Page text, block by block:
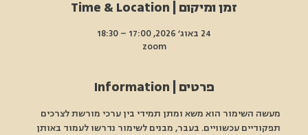
זמן ומיקום | Time & Location
24 באוג׳ 2026, 17:00 – 18:30
zoom
פרטים | Information
מעשה השימור הוא משא ומתן תמידי בין ערכי מורשת לצרכים
תפקודיים עכשוויים. בעבר, מבנים לשימור נדרשו לעמוד באותן